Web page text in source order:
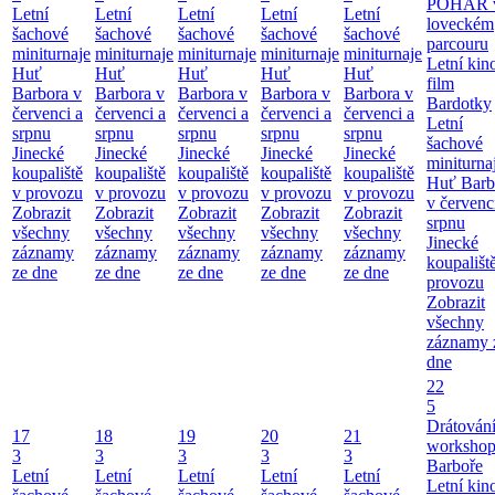
Letní
šachové
miniturnaje
Huť
Barbora v
červenci a
srpnu
Jinecké
koupaliště
v provozu
Zobrazit
všechny
záznamy
ze dne
Letní
šachové
miniturnaje
Huť
Barbora v
červenci a
srpnu
Jinecké
koupaliště
v provozu
Zobrazit
všechny
záznamy
ze dne
Letní
šachové
miniturnaje
Huť
Barbora v
červenci a
srpnu
Jinecké
koupaliště
v provozu
Zobrazit
všechny
záznamy
ze dne
Letní
šachové
miniturnaje
Huť
Barbora v
červenci a
srpnu
Jinecké
koupaliště
v provozu
Zobrazit
všechny
záznamy
ze dne
Letní
šachové
miniturnaje
Huť
Barbora v
červenci a
srpnu
Jinecké
koupaliště
v provozu
Zobrazit
všechny
záznamy
ze dne
POHÁR
loveckém
parcouru
Letní
film
Bardotky
Letní
šachové
Huť
v
srpnu
Jinecké
provozu
Zobrazit
všechny
záznamy
dne
17
3
Letní
18
3
Letní
19
3
Letní
20
3
Letní
21
3
Letní
22
5
Barboře
Letní